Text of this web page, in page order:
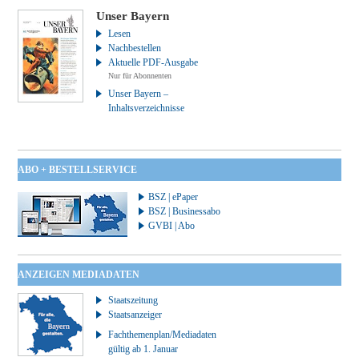
Unser Bayern
Lesen
Nachbestellen
Aktuelle PDF-Ausgabe
Nur für Abonnenten
Unser Bayern –
Inhaltsverzeichnisse
ABO + BESTELLSERVICE
BSZ | ePaper
BSZ | Businessabo
GVBI | Abo
ANZEIGEN MEDIADATEN
Staatszeitung
Staatsanzeiger
Fachthemenplan/Mediadaten
gültig ab 1. Januar